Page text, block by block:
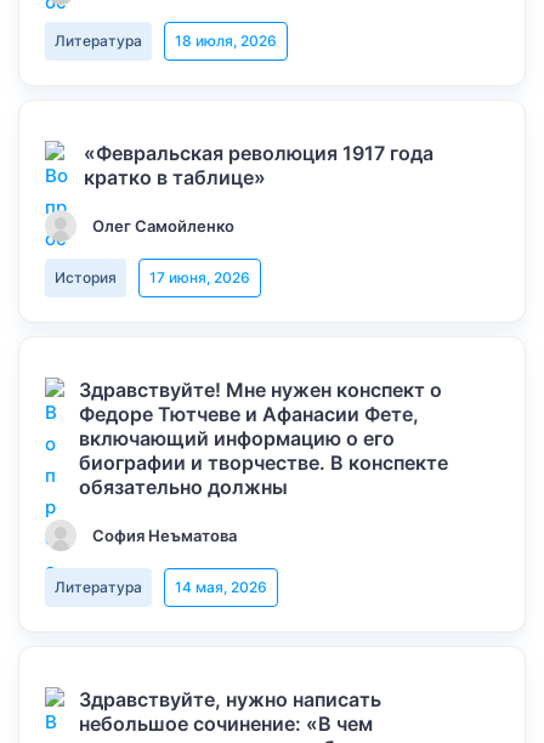
Литература 18 июля, 2026
«Февральская революция 1917 года
кратко в таблице»
Олег Самойленко
История 17 июня, 2026
Здравствуйте! Мне нужен конспект о
Федоре Тютчеве и Афанасии Фете,
включающий информацию о его
биографии и творчестве. В конспекте
обязательно должны
София Неъматова
Литература 14 мая, 2026
Здравствуйте, нужно написать
небольшое сочинение: «В чем